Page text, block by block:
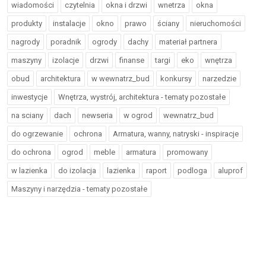
wiadomości czytelnia okna i drzwi wnetrza okna
produkty instalacje okno prawo ściany nieruchomości
nagrody poradnik ogrody dachy materiał partnera
maszyny izolacje drzwi finanse targi eko wnętrza
obud architektura w wewnatrz_bud konkursy narzedzie
inwestycje Wnętrza, wystrój, architektura - tematy pozostałe
na sciany dach newseria w ogrod wewnatrz_bud
do ogrzewanie ochrona Armatura, wanny, natryski - inspiracje
do ochrona ogrod meble armatura promowany
w lazienka do izolacja lazienka raport podloga aluprof
Maszyny i narzędzia - tematy pozostałe